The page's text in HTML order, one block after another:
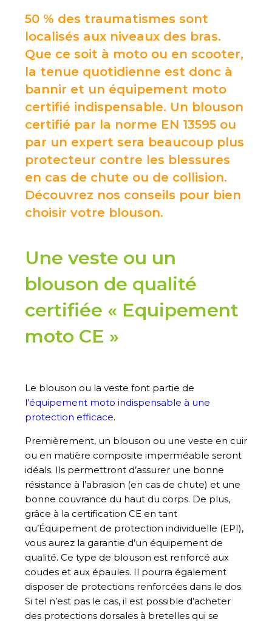
50 % des traumatismes sont
localisés aux niveaux des bras.
Que ce soit à moto ou en scooter,
la tenue quotidienne est donc à
bannir et un équipement moto
certifié indispensable. Un blouson
certifié par la norme EN 13595 ou
par un expert sera beaucoup plus
protecteur contre les blessures
en cas de chute ou de collision.
Découvrez nos conseils pour bien
choisir votre blouson.
Une veste ou un
blouson de qualité
certifiée « Equipement
moto CE »
Le blouson ou la veste font partie de
l’équipement moto indispensable à une
protection efficace.
Premièrement, un blouson ou une veste en cuir
ou en matière composite imperméable seront
idéals. Ils permettront d’assurer une bonne
résistance à l’abrasion (en cas de chute) et une
bonne couvrance du haut du corps. De plus,
grâce à la certification CE en tant
qu’Équipement de protection individuelle (EPI),
vous aurez la garantie d’un équipement de
qualité. Ce type de blouson est renforcé aux
coudes et aux épaules. Il pourra également
disposer de protections renforcées dans le dos.
Si tel n’est pas le cas, il est possible d’acheter
des protections dorsales à bretellesqui se